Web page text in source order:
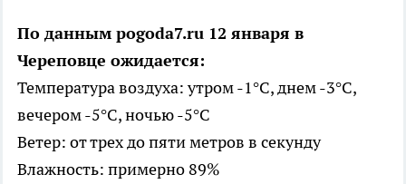
По данным pogoda7.ru 12 января в
Череповце ожидается:
Температура воздуха: утром -1°C, днем -3°C,
вечером -5°C, ночью -5°C
Ветер: от трех до пяти метров в секунду
Влажность: примерно 89%